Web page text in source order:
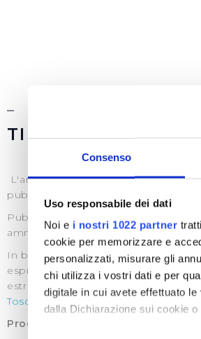
Consenso
Uso responsabile dei dati
Noi e i nostri 1022 partner
cookie per memorizzare e
personalizzati, misurare gli
chi utilizza i vostri dati e per
digitale in cui avete effettuato
dalla Dichiarazione sui cookie
TIPOLOGIA DI
L'art.35 del D.lgs. 33/2013,
pubblico interesse.
Publiacqua pertanto, ai sensi di
amministrativo di propria
In base all’art. 22 L.R. 69/2011
espropriativi al gestore del servizio
estremi sono specificati in ogni atto
Toscana
per tutte le informazioni
Procedimenti ad istanza di parte